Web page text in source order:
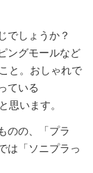
でしょうか？
ングモールなど
と。おしゃれで
ている
思います。
のの、「プラ
は「ソニプラっ